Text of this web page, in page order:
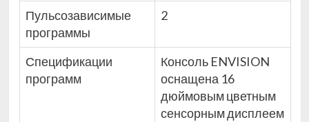
Пульсозависимые
программы
2
Спецификации
программ
Консоль ENVISION
оснащена 16
дюймовым цветным
сенсорным дисплеем